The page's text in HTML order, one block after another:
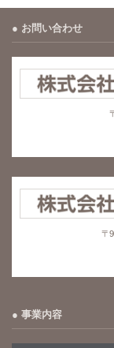
お問い合わせ
〒
事業内容